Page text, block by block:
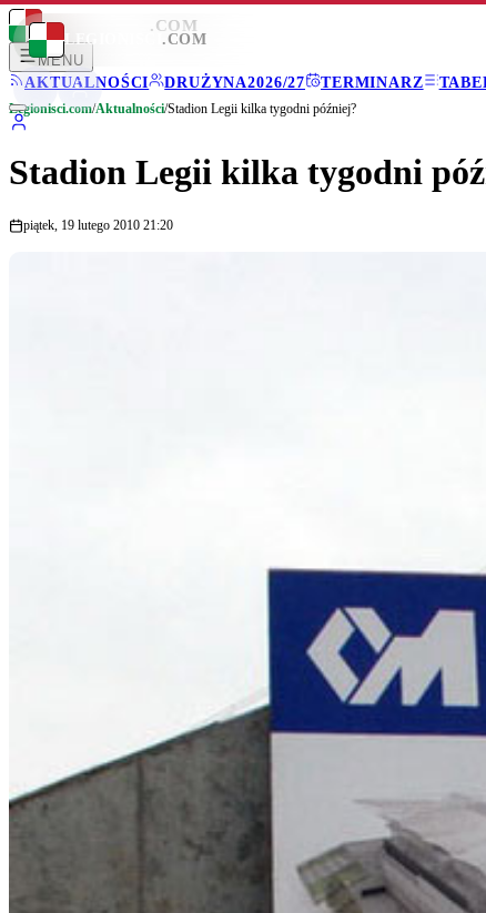
LEGIONISCI .COM
MENU
AKTUALNOŚCI
DRUŻYNA2026/27 TERMINARZ
LEGIONISCI .COM
Legionisci.com/Aktualności/Stadion Legii kilka tygodni później?
Stadion Legii kilka tygodni
piątek, 19 lutego 2010 21:20